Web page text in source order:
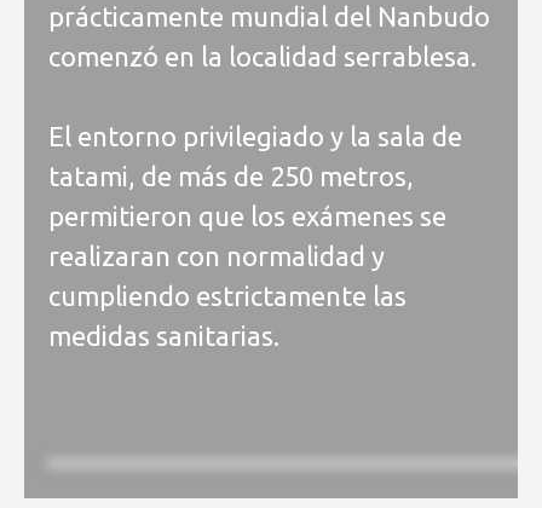
prácticamente mundial del Nanbudo
comenzó en la localidad serrablesa.
El entorno privilegiado y la sala de
tatami, de más de 250 metros,
permitieron que los exámenes se
realizaran con normalidad y
cumpliendo estrictamente las
medidas sanitarias.